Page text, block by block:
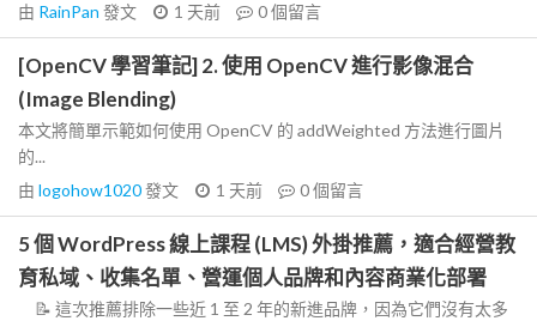
由 RainPan 發文 1 天前 0個留言
[OpenCV 學習筆記] 2. 使用 OpenCV 進行影像混合
(Image Blending)
本文將簡單示範如何使用 OpenCV 的 addWeighted 方法進行圖片
的...
由 logohow1020發文 1 天前 0個留言
5 個 WordPress 線上課程 (LMS) 外掛推薦，適合經營教
育私域、收集名單、營運個人品牌和內容商業化部署
📝 這次推薦排除一些近 1 至 2 年的新進品牌，因為它們沒有太多